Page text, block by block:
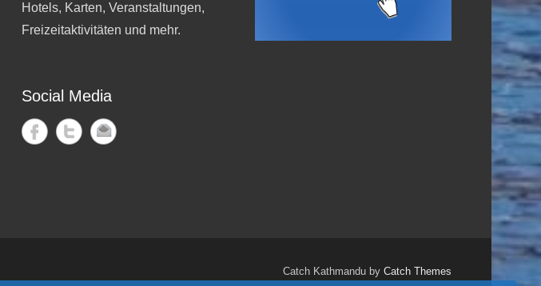
Hotels, Karten, Veranstaltungen,
Freizeitaktivitäten und mehr.
Social Media
Catch Kathmandu by Catch Themes